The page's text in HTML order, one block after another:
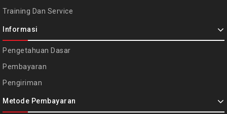
Training Dan Service
Informasi
Pengetahuan Dasar
Pembayaran
Pengiriman
Metode Pembayaran